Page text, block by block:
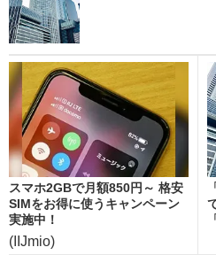
スマホ2GBで月額850円～ 格安
SIMをお得に使うキャンペーン
実施中！
(IIJmio)